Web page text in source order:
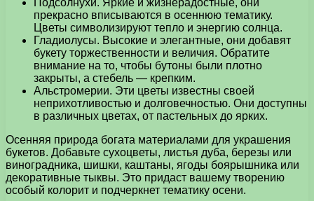
прекрасно вписываются в осеннюю тематику.
Цветы символизируют тепло и энергию солнца.
Гладиолусы. Высокие и элегантные, они добавят
букету торжественности и величия. Обратите
внимание на то, чтобы бутоны были плотно
закрыты, а стебель — крепким.
Альстромерии. Эти цветы известны своей
неприхотливостью и долговечностью. Они доступны
в различных цветах, от пастельных до ярких.
Осенняя природа богата материалами для украшения
букетов. Добавьте сухоцветы, листья дуба, березы или
виноградника, шишки, каштаны, ягоды боярышника или
декоративные тыквы. Это придаст вашему творению
особый колорит и подчеркнет тематику осени.